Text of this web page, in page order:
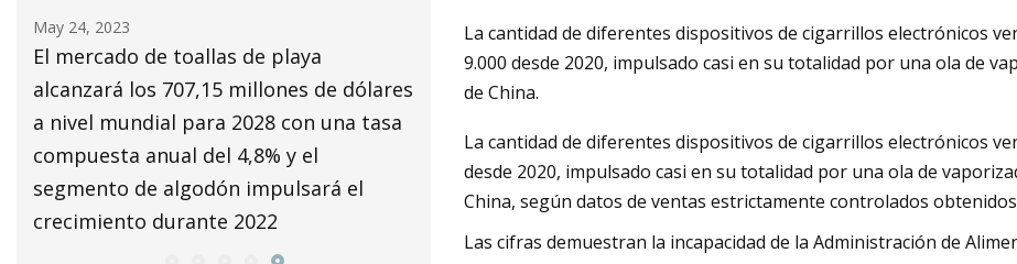
May 24, 2023
El mercado de toallas de playa
alcanzará los 707,15 millones de dólares
a nivel mundial para 2028 con una tasa
compuesta anual del 4,8% y el
segmento de algodón impulsará el
crecimiento durante 2022
May 16, 2023
Ofertas y robos de 'GMA' en Feel
La cantidad de diferentes dispositivos de cigarrillos electrónicos
9.000 desde 2020, impulsado casi en su totalidad por una ola de
de China.
La cantidad de diferentes dispositivos de cigarrillos electrónicos
desde 2020, impulsado casi en su totalidad por una ola de
China, según datos de ventas estrictamente controlados
Las cifras demuestran la incapacidad de la Administración de